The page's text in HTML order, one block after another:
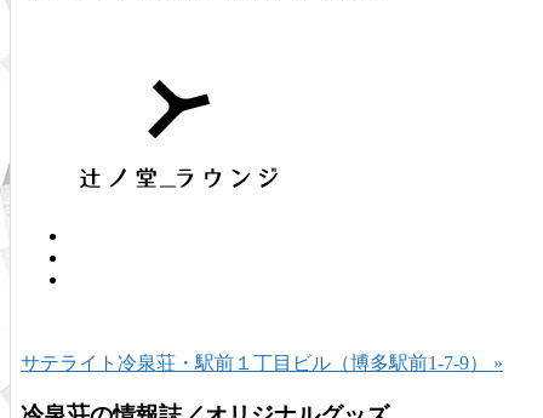
サテライト冷泉荘・駅前１丁目ビル（博多駅前1-7-9） »